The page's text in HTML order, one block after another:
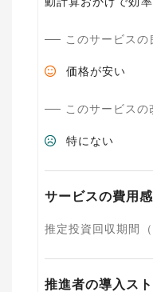
このサービスの
価格が安い
このサービスの
特にない
サービスの費用感
推定投資回収期間（
推進者の導入ス